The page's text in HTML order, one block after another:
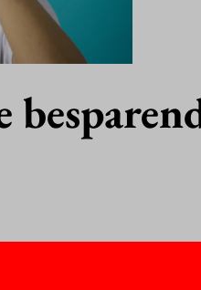
studenten een deel
DUO heeft de uitleg